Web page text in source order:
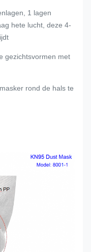
1 lagen
hete lucht, deze 4-
gezichtsvormen met
rond de hals te